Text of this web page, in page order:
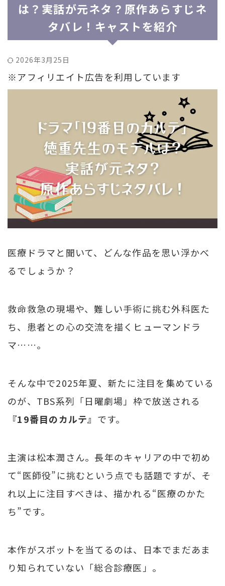
は？実話が元ネタ？原作あらすじネ
タバレ！キャストを紹介
2026年3月25日
※アフィリエイト広告を利用しています
医療ドラマと聞いて、どんな作品を思い浮かべ
るでしょうか？
救命救急の現場や、難しい手術に挑む外科医た
ち、患者との心の交流を描くヒューマンドラ
マ……。
そんな中で2025年夏、新たに注目を集めている
のが、TBS系列「日曜劇場」枠で放送される
『19番目のカルテ』 です。
主演は松本潤さん。長年のキャリアの中で初め
て“医師役”に挑むという点でも話題ですが、そ
れ以上に注目すべきは、描かれる“医療のかた
ち”です。
本作がスポットを当てるのは、日本でまだあま
り知られていない「総合診療医」。